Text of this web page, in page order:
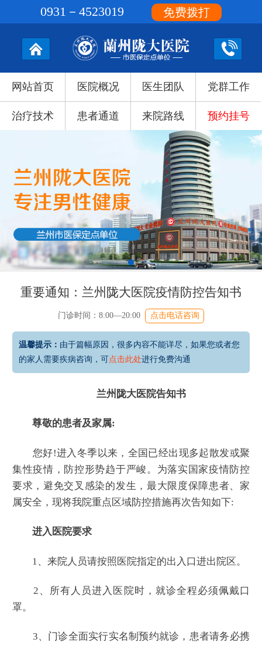
网站首页 医院概况 医生团队 党群工作
治疗技术 患者通道 来院路线 预约挂号
重要通知：兰州陇大医院疫情防控告知书
门诊时间：8:00—20:00 点击电话咨询
温馨提示： 由于篇幅原因，很多内容不能详尽，如果您或者您
的家人需要疾病咨询，可点击此处进行免费沟通
兰州陇大医院告知书
尊敬的患者及家属:
您好!进入冬季以来，全国已经出现多起散发或聚
集性疫情，防控形势趋于严峻。为落实国家疫情防控
要求，避免交叉感染的发生，最大限度保障患者、家
属安全，现将我院重点区域防控措施再次告知如下:
进入医院要求
1、来院人员请按照医院指定的出入口进出院区。
2、所有人员进入医院时，就诊全程必须佩戴口
罩。
3、门诊全面实行实名制预约就诊，患者请务必携
0931－4523019 免费拨打